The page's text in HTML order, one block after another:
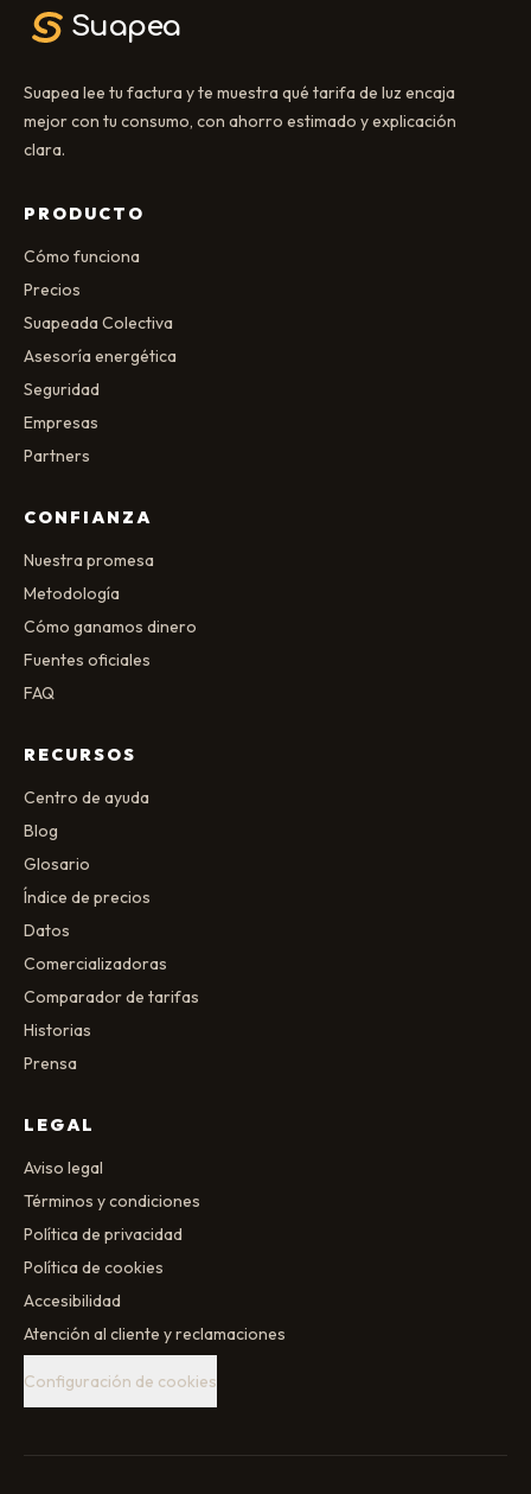
Suapea
Suapea lee tu factura y te muestra qué tarifa de luz encaja
mejor con tu consumo, con ahorro estimado y explicación
clara.
PRODUCTO
Cómo funciona
Precios
Suapeada Colectiva
Asesoría energética
Seguridad
Empresas
Partners
CONFIANZA
Nuestra promesa
Metodología
Cómo ganamos dinero
Fuentes oficiales
FAQ
RECURSOS
Centro de ayuda
Blog
Glosario
Índice de precios
Datos
Comercializadoras
Comparador de tarifas
Historias
Prensa
LEGAL
Aviso legal
Términos y condiciones
Política de privacidad
Política de cookies
Accesibilidad
Atención al cliente y reclamaciones
Configuración de cookies